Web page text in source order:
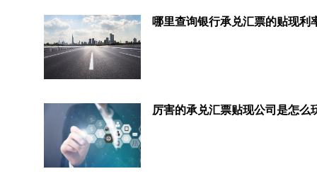
厉害的承兑汇票贴现公司是怎么